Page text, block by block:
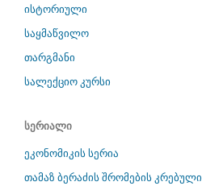
ისტორიული
საყმაწვილო
თარგმანი
სალექციო კურსი
სერიალი
ეკონომიკის სერია
თამაზ ბერაძის შრომების კრებული